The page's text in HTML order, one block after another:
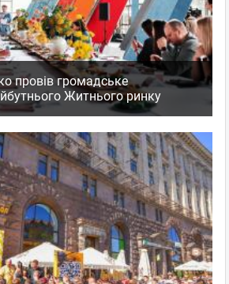
провів громадське
Житнього ринку